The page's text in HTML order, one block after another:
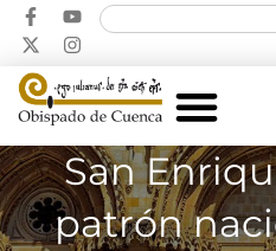
San
patrón